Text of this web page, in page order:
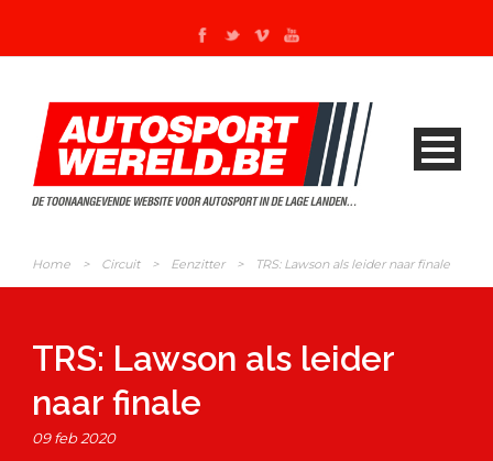
Home > Circuit > Eenzitter > TRS: Lawson als leider naar finale
TRS: Lawson als leider
naar finale
09 feb 2020